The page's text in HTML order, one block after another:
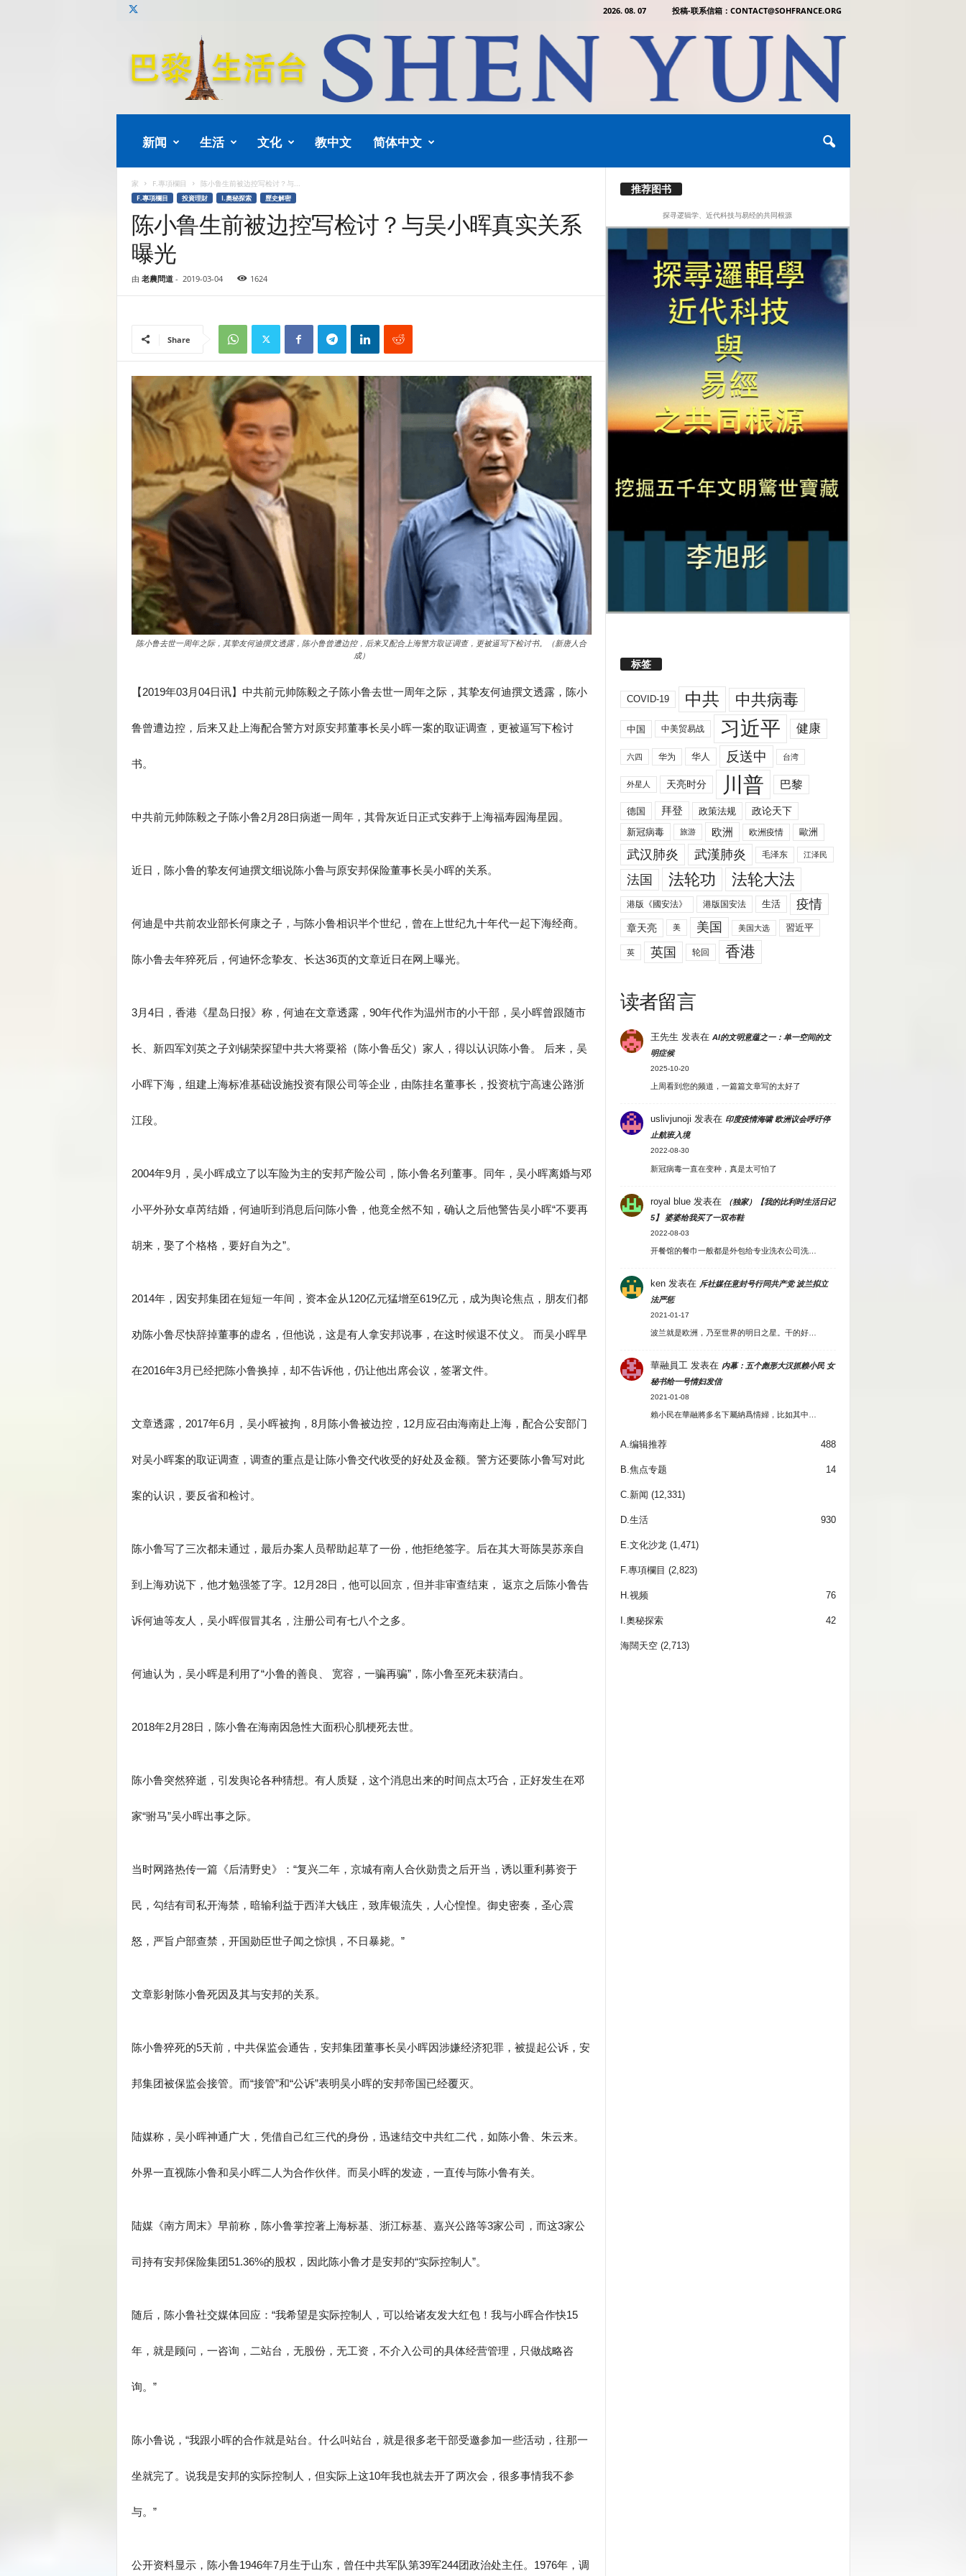
2026. 08. 07 投稿-联系信箱：CONTACT@SOHFRANCE.ORG
新闻 生活 文化 教中文 简体中文
家 F.專項欄目 陈小鲁生前被边控写检讨？与...
F.專項欄目 投資理財 I.奧秘探索 歷史解密
陈小鲁生前被边控写检讨？与吴小晖真实关系
曝光
由 老農問道- 2019-03-04 1624
Share
陈小鲁去世一周年之际，其挚友何迪撰文透露，陈小鲁曾遭边控，后来又配合上海警方取证调查，更被逼写下检讨书。（新唐人合
成）
【2019年03月04日讯】中共前元帅陈毅之子陈小鲁去世一周年之际，其挚友何迪撰文透露，陈小
鲁曾遭边控，后来又赴上海配合警方对原安邦董事长吴小晖一案的取证调查，更被逼写下检讨
书。
中共前元帅陈毅之子陈小鲁2月28日病逝一周年，其骨灰近日正式安葬于上海福寿园海星园。
近日，陈小鲁的挚友何迪撰文细说陈小鲁与原安邦保险董事长吴小晖的关系。
何迪是中共前农业部长何康之子，与陈小鲁相识半个世纪，曾在上世纪九十年代一起下海经商。
陈小鲁去年猝死后，何迪怀念挚友、长达36页的文章近日在网上曝光。
3月4日，香港《星岛日报》称，何迪在文章透露，90年代作为温州市的小干部，吴小晖曾跟随市
长、新四军刘英之子刘锡荣探望中共大将粟裕（陈小鲁岳父）家人，得以认识陈小鲁。 后来，吴
小晖下海，组建上海标准基础设施投资有限公司等企业，由陈挂名董事长，投资杭宁高速公路浙
江段。
2004年9月，吴小晖成立了以车险为主的安邦产险公司，陈小鲁名列董事。同年，吴小晖离婚与邓
小平外孙女卓芮结婚，何迪听到消息后问陈小鲁，他竟全然不知，确认之后他警告吴小晖“不要再
胡来，娶了个格格，要好自为之”。
2014年，因安邦集团在短短一年间，资本金从120亿元猛增至619亿元，成为舆论焦点，朋友们都
劝陈小鲁尽快辞掉董事的虚名，但他说，这是有人拿安邦说事，在这时候退不仗义。 而吴小晖早
在2016年3月已经把陈小鲁换掉，却不告诉他，仍让他出席会议，签署文件。
文章透露，2017年6月，吴小晖被拘，8月陈小鲁被边控，12月应召由海南赴上海，配合公安部门
对吴小晖案的取证调查，调查的重点是让陈小鲁交代收受的好处及金额。警方还要陈小鲁写对此
案的认识，要反省和检讨。
陈小鲁写了三次都未通过，最后办案人员帮助起草了一份，他拒绝签字。后在其大哥陈昊苏亲自
到上海劝说下，他才勉强签了字。12月28日，他可以回京，但并非审查结束， 返京之后陈小鲁告
诉何迪等友人，吴小晖假冒其名，注册公司有七八个之多。
何迪认为，吴小晖是利用了“小鲁的善良、 宽容，一骗再骗”，陈小鲁至死未获清白。
2018年2月28日，陈小鲁在海南因急性大面积心肌梗死去世。
陈小鲁突然猝逝，引发舆论各种猜想。有人质疑，这个消息出来的时间点太巧合，正好发生在邓
家“驸马”吴小晖出事之际。
当时网路热传一篇《后清野史》：“复兴二年，京城有南人合伙勋贵之后开当，诱以重利募资于
民，勾结有司私开海禁，暗输利益于西洋大钱庄，致库银流失，人心惶惶。御史密奏，圣心震
怒，严旨户部查禁，开国勋臣世子闻之惊惧，不日暴毙。”
文章影射陈小鲁死因及其与安邦的关系。
陈小鲁猝死的5天前，中共保监会通告，安邦集团董事长吴小晖因涉嫌经济犯罪，被提起公诉，安
邦集团被保监会接管。而“接管”和“公诉”表明吴小晖的安邦帝国已经覆灭。
陆媒称，吴小晖神通广大，凭借自己红三代的身份，迅速结交中共红二代，如陈小鲁、朱云来。
外界一直视陈小鲁和吴小晖二人为合作伙伴。而吴小晖的发迹，一直传与陈小鲁有关。
陆媒《南方周末》早前称，陈小鲁掌控著上海标基、浙江标基、嘉兴公路等3家公司，而这3家公
司持有安邦保险集团51.36%的股权，因此陈小鲁才是安邦的“实际控制人”。
随后，陈小鲁社交媒体回应：“我希望是实际控制人，可以给诸友发大红包！我与小晖合作快15
年，就是顾问，一咨询，二站台，无股份，无工资，不介入公司的具体经营管理，只做战略咨
询。”
陈小鲁说，“我跟小晖的合作就是站台。什么叫站台，就是很多老干部受邀参加一些活动，往那一
坐就完了。说我是安邦的实际控制人，但实际上这10年我也就去开了两次会，很多事情我不参
与。”
公开资料显示，陈小鲁1946年7月生于山东，曾任中共军队第39军244团政治处主任。1976年，调
推荐图书
探寻逻辑学、近代科技与易经的共同根源
标签
COVID-19 中共 中共病毒
中国 中美贸易战 习近平 健康
六四 华为 华人 反送中 台湾
外星人 天亮时分 川普 巴黎
德国 拜登 政策法规
政论天下
新冠病毒
旅游 欧洲 欧洲疫情 歐洲
武汉肺炎 武漢肺炎 毛泽东 江泽民
法国 法轮功 法轮大法
港版《國安法》 港版国安法 生活 疫情
章天亮 美 美国 美国大选 習近平
英 英国 轮回 香港
读者留言
王先生 发表在 AI的文明意蕴之一：单一空间的文
明症候
2025-10-20
上周看到您的频道，一篇篇文章写的太好了
uslivjunoji 发表在 印度疫情海啸 欧洲议会呼吁停
止航班入境
2022-08-30
新冠病毒一直在变种，真是太可怕了
royal blue发表在
（独家）【我的比利时生活日记
5】 婆婆给我买了一双布鞋
2022-08-03
开餐馆的餐巾一般都是外包给专业洗衣公司洗…
ken发表在 斥社媒任意封号行同共产党 波兰拟立
法严惩
2021-01-17
波兰就是欧洲，乃至世界的明日之星。干的好…
華融員工 发表在 内幕：五个彪形大汉抓赖小民 女
秘书给一号情妇发信
2021-01-08
賴小民在華融將多名下屬納爲情婦，比如其中…
A.编辑推荐 488
B.焦点专题 14
C.新闻 (12,331)
D.生活 930
E.文化沙龙 (1,471)
F.專項欄目 (2,823)
H.视频 76
I.奧秘探索 42
海闊天空(2,713)